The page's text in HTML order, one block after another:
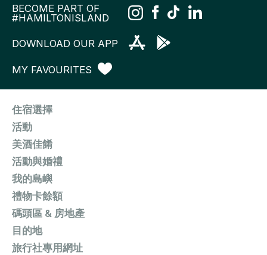
BECOME PART OF
#HAMILTONISLAND
DOWNLOAD OUR APP
MY FAVOURITES
住宿選擇
活動
美酒佳餚
活動與婚禮
我的島嶼
禮物卡餘額
碼頭區 & 房地產
目的地
旅行社專用網址